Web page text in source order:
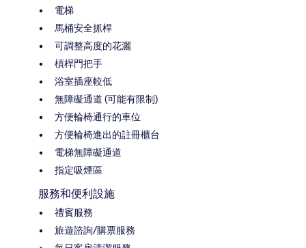
電梯
馬桶安全抓桿
可調整高度的花灑
槓桿門把手
浴室插座較低
無障礙通道 (可能有限制)
方便輪椅通行的車位
方便輪椅進出的註冊櫃台
電梯無障礙通道
指定吸煙區
服務和便利設施
禮賓服務
旅遊諮詢/購票服務